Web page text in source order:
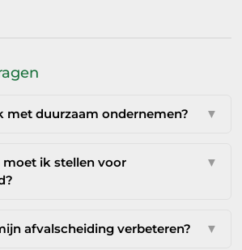
met duurzaam ondernemen? ▼
moet ik stellen voor
▼
afvalscheiding verbeteren? ▼